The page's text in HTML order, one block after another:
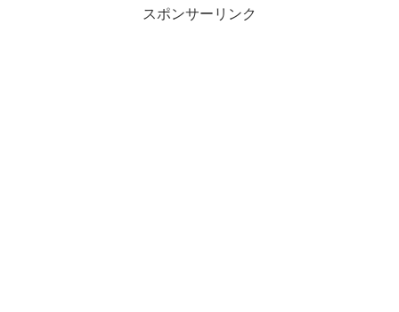
スポンサーリンク